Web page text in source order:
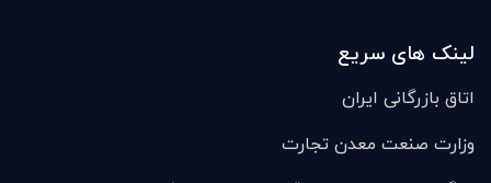
لینک های سریع
اتاق بازرگانی ایران
وزارت صنعت معدن تجارت